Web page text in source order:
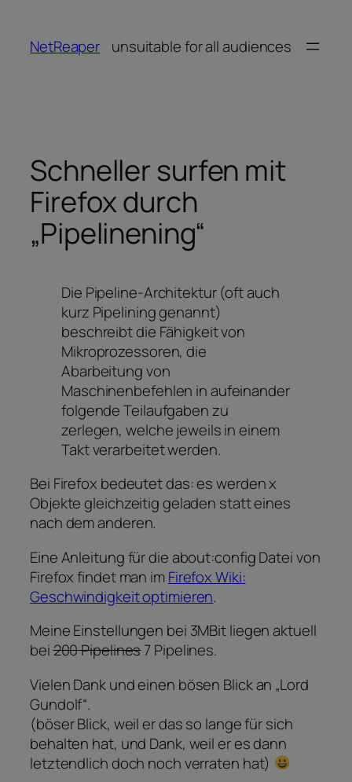
springen
NetReaper unsuitable for all audiences
Schneller surfen mit
Firefox durch
„Pipelinening“
Die Pipeline-Architektur (oft auch
kurz Pipelining genannt)
beschreibt die Fähigkeit von
Mikroprozessoren, die
Abarbeitung von
Maschinenbefehlen in aufeinander
folgende Teilaufgaben zu
zerlegen, welche jeweils in einem
Takt verarbeitet werden.
Bei Firefox bedeutet das: es werden x
Objekte gleichzeitig geladen statt eines
nach dem anderen.
Eine Anleitung für die about:config Datei von
Firefox findet man imFirefox Wiki:
Geschwindigkeit optimieren.
Meine Einstellungen bei 3MBit liegen aktuell
bei200 Pipelines7 Pipelines.
Vielen Dank und einen bösen Blick an „Lord
Gundolf“.
(böser Blick, weil er das so lange für sich
behalten hat, und Dank, weil er es dann
letztendlich doch noch verraten hat)